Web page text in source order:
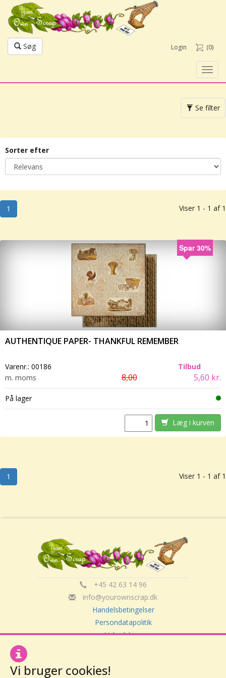
Søg Login (0)
Toggle
navigation
Se filter
Sorter efter
Viser 1 - 1 af 1
1
Spar 30%
AUTHENTIQUE PAPER- THANKFUL REMEMBER
Varenr.: 00186
Tilbud
m. moms
8,00 5,60 kr.
På lager
Læg i kurven
Viser 1 - 1 af 1
1
+45 42 63 14 96
info@yourownscrap.dk
Handelsbetingelser
Persondatapolitik
Nyhedsbrev
Vi bruger cookies!